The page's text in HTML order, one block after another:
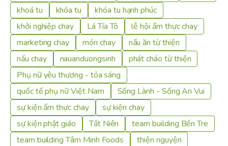
khoá tu
khóa tu
khóa tu hạnh phúc
khởi nghiệp chay
Lá Tía Tô
lễ hội ẩm thực chay
marketing chay
món chay
nấu ăn từ thiện
nấu chay
nauanduongsinh
phát cháo từ thiện
Phụ nữ yêu thương - tỏa sáng
quốc tế phụ nữ Việt Nam
Sống Lành - Sống An Vui
sự kiện ẩm thực chay
sự kiện chay
sự kiện phật giáo
Tất Niên
team building Bến Tre
team building Tâm Minh Foods
thiện nguyện